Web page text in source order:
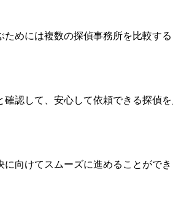
めには複数の探偵事務所を比較す
認して、安心して依頼できる探偵を
向けてスムーズに進めることができ